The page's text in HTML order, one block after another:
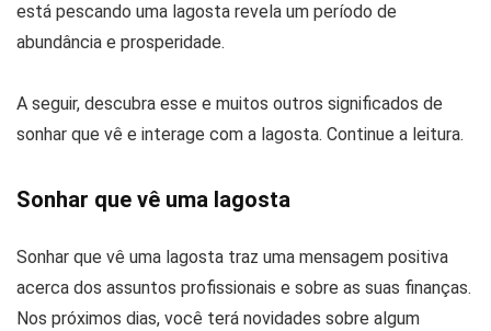
está pescando uma lagosta revela um período de
abundância e prosperidade.
A seguir, descubra esse e muitos outros significados de
sonhar que vê e interage com a lagosta. Continue a leitura.
Sonhar que vê uma lagosta
Sonhar que vê uma lagosta traz uma mensagem positiva
acerca dos assuntos profissionais e sobre as suas finanças.
Nos próximos dias, você terá novidades sobre algum